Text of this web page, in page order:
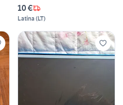
10 €
Latina (LT)